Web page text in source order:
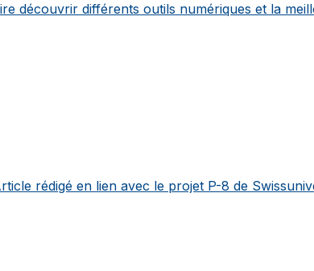
découvrir différents outils numériques et la
rédigé en lien avec le projet P-8 de